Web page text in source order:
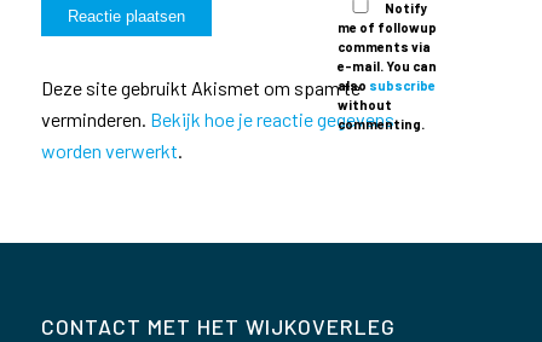
Notify
me of followup
comments via
e-mail. You can
also subscribe
without
commenting.
Deze site gebruikt Akismet om spam te
verminderen. Bekijk hoe je reactie gegevens
worden verwerkt
CONTACT MET HET WIJKOVERLEG